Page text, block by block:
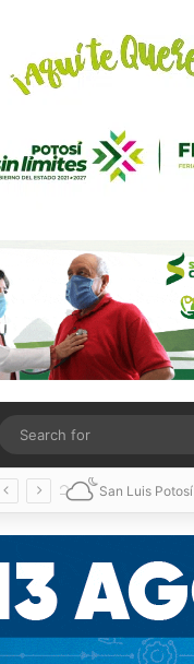
Random Article
San Luis Potosí